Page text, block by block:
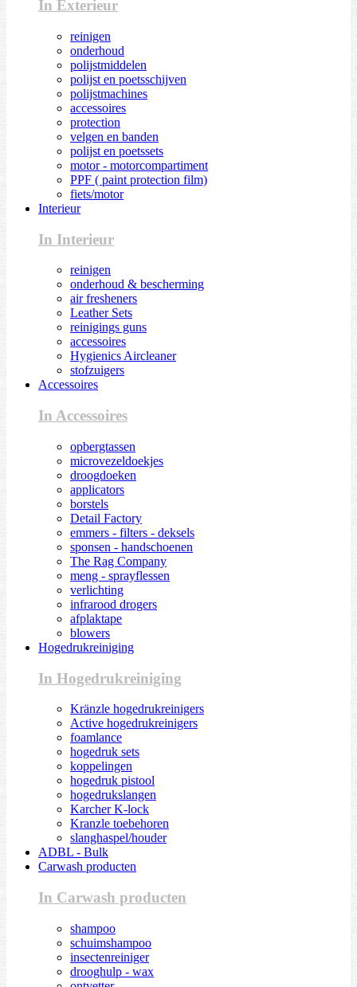
In Exterieur
reinigen
onderhoud
polijstmiddelen
polijst en poetsschijven
polijstmachines
accessoires
protection
velgen en banden
polijst en poetssets
motor - motorcompartiment
PPF ( paint protection film)
fiets/motor
Interieur
In Interieur
reinigen
onderhoud & bescherming
air fresheners
Leather Sets
reinigings guns
accessoires
Hygienics Aircleaner
stofzuigers
Accessoires
In Accessoires
opbergtassen
microvezeldoekjes
droogdoeken
applicators
borstels
Detail Factory
emmers - filters - deksels
sponsen - handschoenen
The Rag Company
meng - sprayflessen
verlichting
infrarood drogers
afplaktape
blowers
Hogedrukreiniging
In Hogedrukreiniging
Kränzle hogedrukreinigers
Active hogedrukreinigers
foamlance
hogedruk sets
koppelingen
hogedruk pistool
hogedrukslangen
Karcher K-lock
Kranzle toebehoren
slanghaspel/houder
ADBL - Bulk
Carwash producten
In Carwash producten
shampoo
schuimshampoo
insectenreiniger
drooghulp - wax